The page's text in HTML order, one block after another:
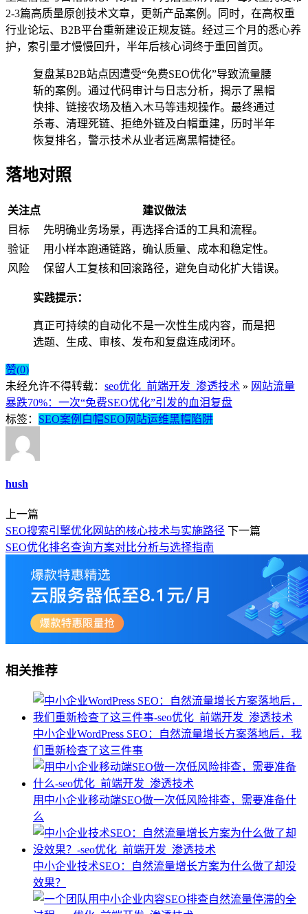
2-3篇高质量原创技术文章，更新产品案例。同时，在高权重
行业论坛、B2B平台重新建设正规友链。经过三个月的悉心养
护，索引量才慢慢回升，半年后核心词终于重回首页。
复盘某B2B站点因遭受“免费SEO优化”导致流量腰
斩的案例。通过代码审计与日志分析，揭示了黑帽
快排、链接农场及植入木马等违规操作。最终通过
杀毒、清理死链、拒绝外链及白帽重建，历时半年
恢复排名，警示技术从业者远离黑帽捷径。
落地对照
关注点
建议做法
目标
先明确业务场景，再选择合适的工具和流程。
验证
用小样本跑通链路，确认质量、成本和稳定性。
风险
保留人工复核和回滚路径，避免自动化扩大错误。
实践提示：
真正可持续的自动化不是一次性生成内容，而是把
选题、生成、审核、发布和复盘连成闭环。
赞(0)
未经允许不得转载： seo优化_前端开发_渗透技术 » 网站流量
暴跌70%：一次“免费SEO优化”引发的血泪复盘
标签： SEO案例 白帽SEO 网站运维黑帽陷阱
hush
上一篇
SEO搜索引擎优化网站的核心技术与实施路径 下一篇
SEO优化排名查询方案对比分析与选择指南
相关推荐
中小企业WordPress SEO：自然流量增长方案落地后，我
们重新检查了这三件事
用中小企业移动端SEO做一次低风险排查，需要准备什
么
中小企业技术SEO：自然流量增长方案为什么做了却没
效果？